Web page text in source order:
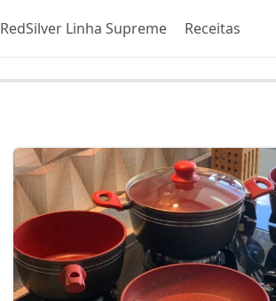
RedSilver Linha Supreme Receitas